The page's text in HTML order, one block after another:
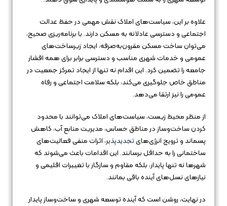
علاوه بر این، سیاست‌های املاک نقش مهمی در حفظ عدالت
اجتماعی و دسترسی عادلانه به مسکن دارند. با برنامه‌ریزی صحیح،
می‌توان ساخت مسکن مقرون‌به‌صرفه، ایجاد زیرساخت‌های
عمومی و خدمات شهری مناسب و دسترسی برابر برای همه اقشار
جامعه را تضمین کرد. این اقدام نه تنها از ایجاد تمرکز جمعیت در
مناطق خاص جلوگیری می‌کند، بلکه سلامت اجتماعی و رفاه
عمومی را نیز ارتقا می‌دهد.
از منظر محیط زیست، سیاست‌های املاک می‌توانند با محدود
کردن ساخت‌وساز در مناطق حساس، مدیریت منابع آب، کاهش
پسماند و ترویج انرژی‌هایتجدیدپذیر، اثرات منفی فعالیت‌های
ساختمانی را به حداقل برسانند. این اقدامات باعث می‌شوند که
شهرها نه تنها پایدار، بلکه مقاوم و سازگار با تغییرات اقلیمی و
نیازهای نسل‌های آینده باقی بمانند.
در نهایت، روشن است که آینده توسعه شهری و ساخت‌وساز پایدار